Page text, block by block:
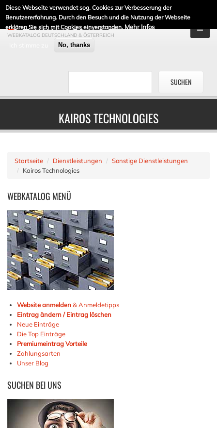
Diese Webseite verwendet sog. Cookies zur Verbesserung der
Benutzererfahrung. Durch den Besuch und die Nutzung der Webseite
erklären Sie sich mit Cookies einverstanden. Mehr Infos
No, thanks
DE-LINKLISTE.DE
WEBKATALOG DEUTSCHLAND & ÖSTERREICH
KAIROS TECHNOLOGIES
Startseite Dienstleistungen
Sonstige Dienstleistungen
Kairos Technologies
WEBKATALOG MENÜ
Website anmelden& Anmeldetipps
Eintrag ändern / Eintrag löschen
Neue Einträge
Die Top Einträge
Premiumeintrag Vorteile
Zahlungsarten
Unser Blog
SUCHEN BEI UNS